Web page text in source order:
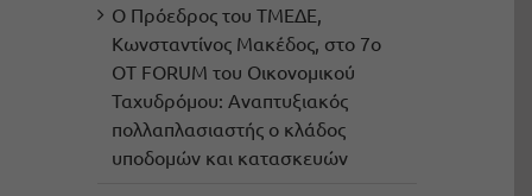
Ο Πρόεδρος του ΤΜΕΔΕ,
Κωνσταντίνος Μακέδος, στο 7ο
OT FORUM του Οικονομικού
Ταχυδρόμου: Αναπτυξιακός
πολλαπλασιαστής ο κλάδος
υποδομών και κατασκευών